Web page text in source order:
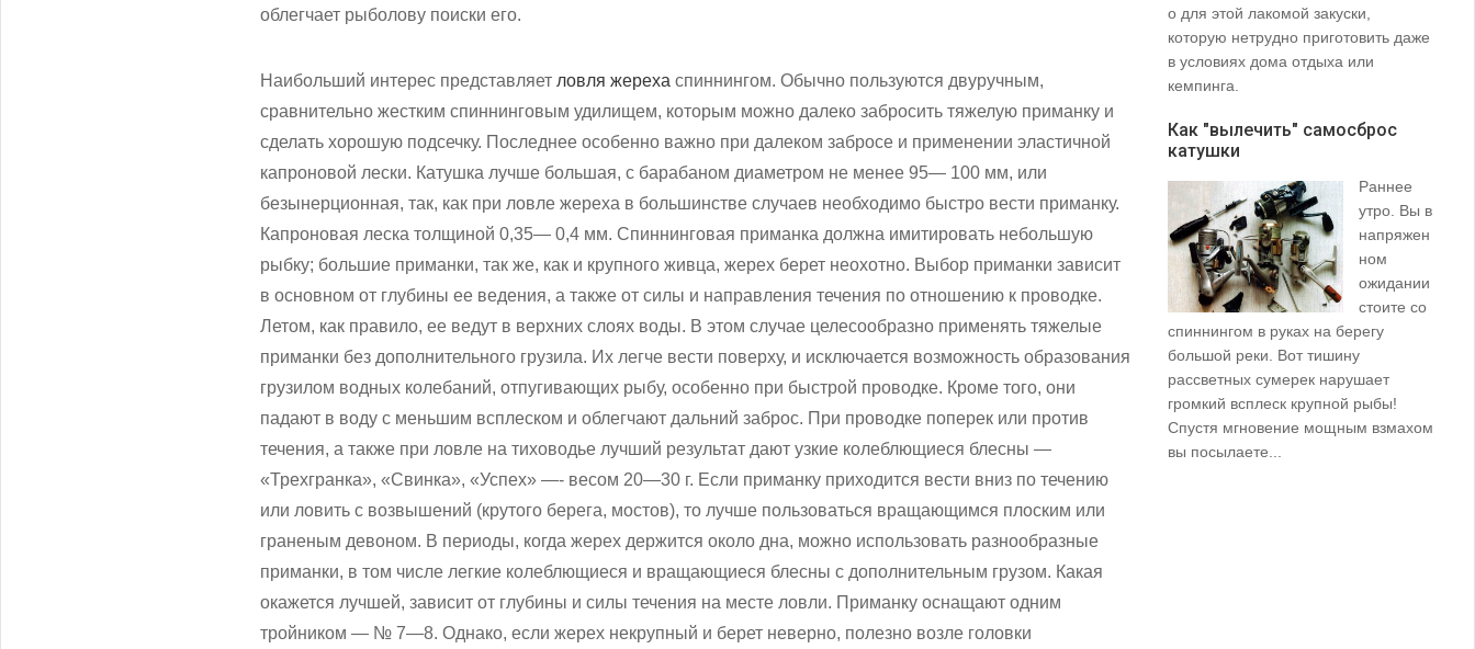
облегчает рыболову поиски его.
Наибольший интерес представляет ловля жереха спиннингом. Обычно пользуются двуручным,
сравнительно жестким спиннинговым удилищем, которым можно далеко забросить тяжелую приманку и
сделать хорошую подсечку. Последнее особенно важно при далеком забросе и применении эластичной
капроновой лески. Катушка лучше большая, с барабаном диаметром не менее 95— 100 мм, или
безынерционная, так, как при ловле жереха в большинстве случаев необходимо быстро вести приманку.
Капроновая леска толщиной 0,35— 0,4 мм. Спиннинговая приманка должна имитировать небольшую
рыбку; большие приманки, так же, как и крупного живца, жерех берет неохотно. Выбор приманки зависит
в основном от глубины ее ведения, а также от силы и направления течения по отношению к проводке.
Летом, как правило, ее ведут в верхних слоях воды. В этом случае целесообразно применять тяжелые
приманки без дополнительного грузила. Их легче вести поверху, и исключается возможность образования
грузилом водных колебаний, отпугивающих рыбу, особенно при быстрой проводке. Кроме того, они
падают в воду с меньшим всплеском и облегчают дальний заброс. При проводке поперек или против
течения, а также при ловле на тиховодье лучший результат дают узкие колеблющиеся блесны —
«Трехгранка», «Свинка», «Успех» —- весом 20—30 г. Если приманку приходится вести вниз по течению
или ловить с возвышений (крутого берега, мостов), то лучше пользоваться вращающимся плоским или
граненым девоном. В периоды, когда жерех держится около дна, можно использовать разнообразные
приманки, в том числе легкие колеблющиеся и вращающиеся блесны с дополнительным грузом. Какая
окажется лучшей, зависит от глубины и силы течения на месте ловли. Приманку оснащают одним
тройником — № 7—8. Однако, если жерех некрупный и берет неверно, полезно возле головки
о для этой лакомой закуски,
которую нетрудно приготовить даже
в условиях дома отдыха или
кемпинга.
Как "вылечить" самосброс
катушки
Раннее
утро. Вы в
напряжен
ном
ожидании
стоите со
спиннингом в руках на берегу
большой реки. Вот тишину
рассветных сумерек нарушает
громкий всплеск крупной рыбы!
Спустя мгновение мощным взмахом
вы посылаете...